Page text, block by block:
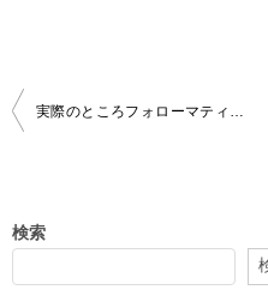
投
ビ
実際のところフォローマティックＸＹってどうなの？
検索